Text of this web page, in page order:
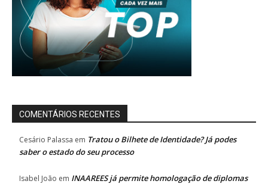
COMENTÁRIOS RECENTES
Cesário Palassa em Tratou o Bilhete de Identidade? Já podes
saber o estado do seu processo
Isabel João em INAAREES já permite homologação de diplomas